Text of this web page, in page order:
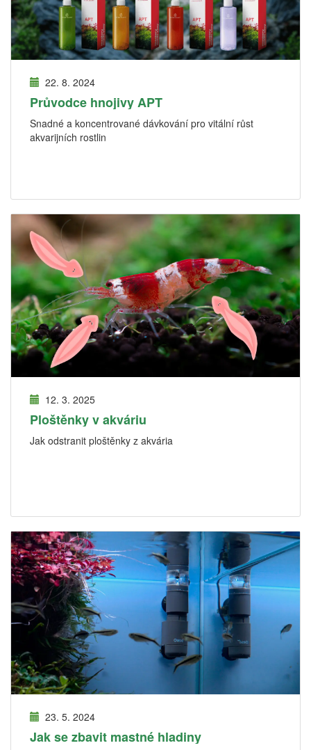
22. 8. 2024
Průvodce hnojivy APT
Snadné a koncentrované dávkování pro vitální růst
akvarijních rostlin
12. 3. 2025
Ploštěnky v akváriu
Jak odstranit ploštěnky z akvária
23. 5. 2024
Jak se zbavit mastné hladiny